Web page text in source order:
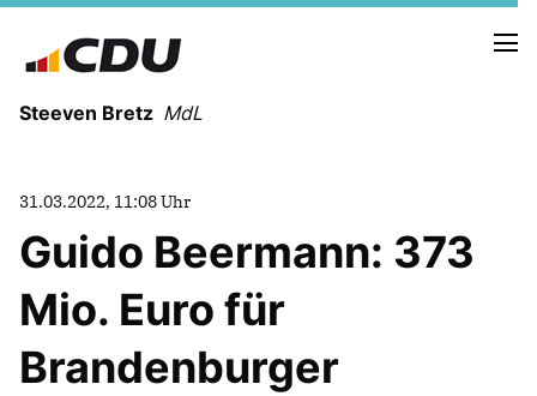
Steeven Bretz MdL
VITA
WAHLKREISBESUCHE
PRESSEFOTOS
MEIN BÜRGERBÜRO
31.03.2022, 11:08 Uhr
Guido Beermann: 373
Mio. Euro für
Brandenburger